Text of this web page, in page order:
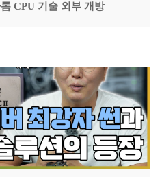
CPU 기술 외부 개방